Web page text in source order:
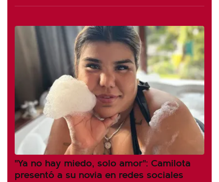
"Ya no hay miedo, solo amor": Camilota
presentó a su novia en redes sociales